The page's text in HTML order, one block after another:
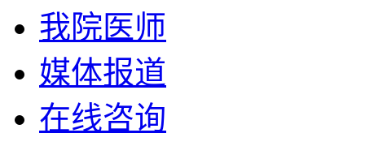
我院医师
媒体报道
在线咨询